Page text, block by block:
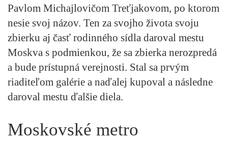
Pavlom Michajlovičom Treťjakovom, po ktorom
nesie svoj názov. Ten za svojho života svoju
zbierku aj časť rodinného sídla daroval mestu
Moskva s podmienkou, že sa zbierka nerozpredá
a bude prístupná verejnosti. Stal sa prvým
riaditeľom galérie a naďalej kupoval a následne
daroval mestu ďalšie diela.
Moskovské metro